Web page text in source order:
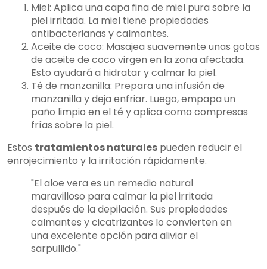
Miel: Aplica una capa fina de miel pura sobre la
piel irritada. La miel tiene propiedades
antibacterianas y calmantes.
Aceite de coco: Masajea suavemente unas gotas
de aceite de coco virgen en la zona afectada.
Esto ayudará a hidratar y calmar la piel.
Té de manzanilla: Prepara una infusión de
manzanilla y deja enfriar. Luego, empapa un
paño limpio en el té y aplica como compresas
frías sobre la piel.
Estos tratamientos naturales pueden reducir el
enrojecimiento y la irritación rápidamente.
"El aloe vera es un remedio natural
maravilloso para calmar la piel irritada
después de la depilación. Sus propiedades
calmantes y cicatrizantes lo convierten en
una excelente opción para aliviar el
sarpullido."